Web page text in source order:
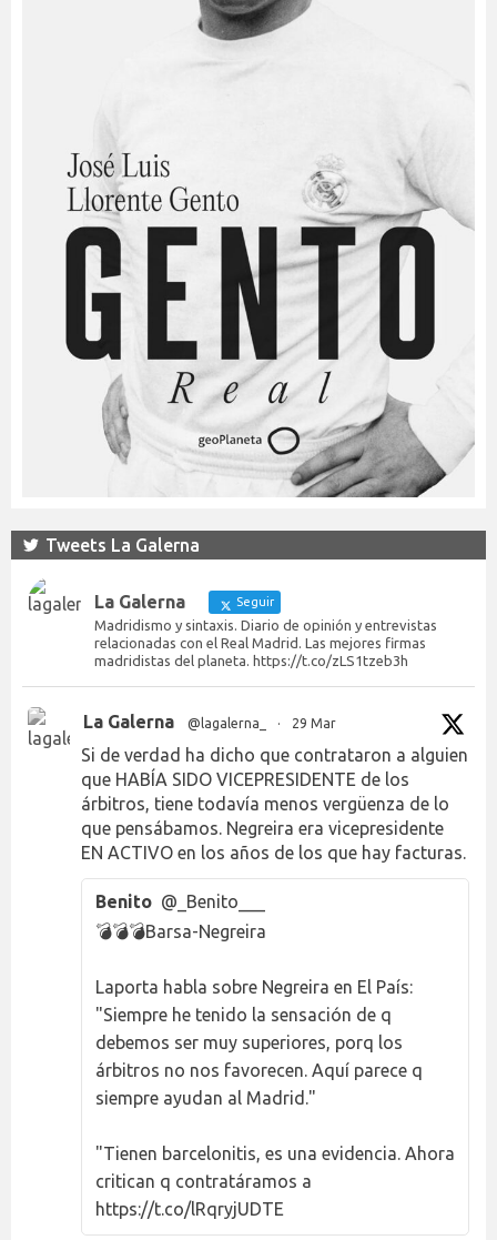
Tweets La Galerna
La Galerna Seguir
Madridismo y sintaxis. Diario de opinión y entrevistas
relacionadas con el Real Madrid. Las mejores firmas
madridistas del planeta. https://t.co/zLS1tzeb3h
La Galerna @lagalerna_ · 29 Mar
Si de verdad ha dicho que contrataron a alguien
que HABÍA SIDO VICEPRESIDENTE de los
árbitros, tiene todavía menos vergüenza de lo
que pensábamos. Negreira era vicepresidente
EN ACTIVO en los años de los que hay facturas.
Benito @_Benito___
💣💣💣Barsa-Negreira
Laporta habla sobre Negreira en El País:
"Siempre he tenido la sensación de q
debemos ser muy superiores, porq los
árbitros no nos favorecen. Aquí parece q
siempre ayudan al Madrid."
"Tienen barcelonitis, es una evidencia. Ahora
critican q contratáramos a
https://t.co/lRqryjUDTE